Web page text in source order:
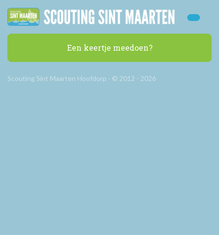
Een keertje meedoen?
Scouting Sint Maarten Hoofdorp - © 2012 - 2026